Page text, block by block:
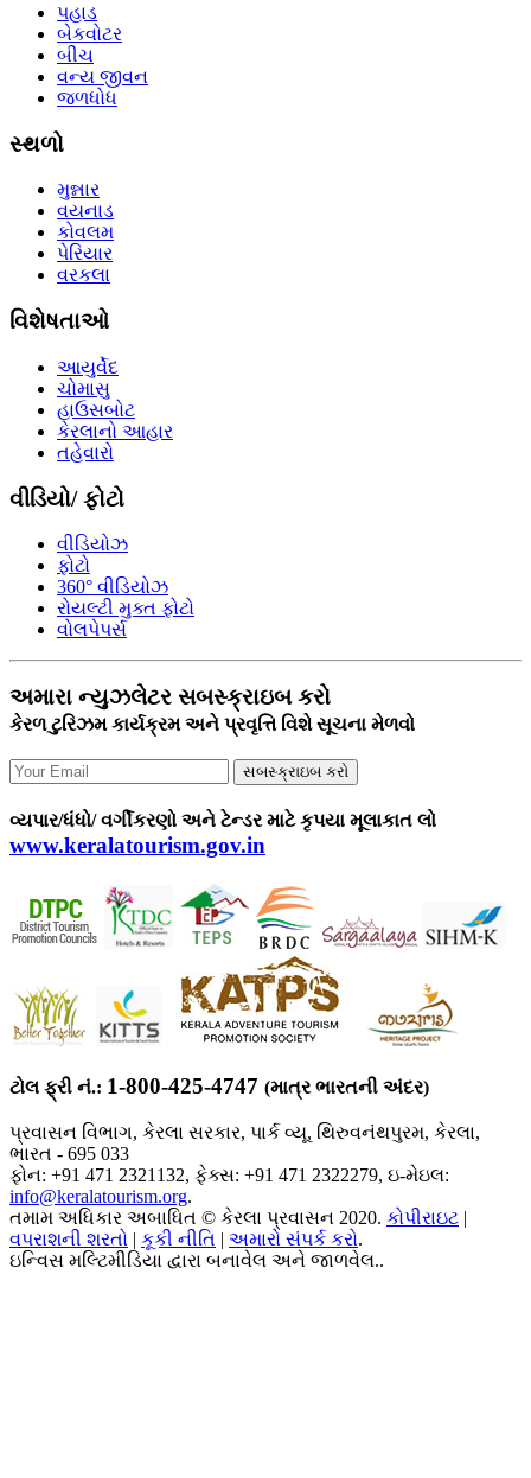
પહાડ
બેકવોટર
બીચ
વન્ય જીવન
જળધોધ
સ્થળો
મુન્નાર
વયનાડ
કોવલમ
પેરિયાર
વરકલા
વિશેષતાઓ
આયુર્વેદ
ચોમાસુ
હાઉસબોટ
કેરલાનો આહાર
તહેવારો
વીડિયો/ ફોટો
વીડિયોઝ
ફોટો
360° વીડિયોઝ
રોયલ્ટી મુક્ત ફોટો
વોલપેપર્સ
અમારા ન્યુઝલેટર સબસ્ક્રાઇબ કરો
કેરળ ટુરિઝમ કાર્યક્રમ અને પ્રવૃત્તિ વિશે સૂચના મેળવો
સબસ્ક્રાઇબ કરો
વ્યપાર/ધંધો/ વર્ગીકરણો અને ટેન્ડર માટે કૃપયા મૂલાકાત લો
www.keralatourism.gov.in
ટોલ ફ્રી નં.: 1-800-425-4747 (માત્ર ભારતની અંદર)
પ્રવાસન વિભાગ, કેરલા સરકાર, પાર્ક વ્યૂ, થિરુવનંથપુરમ, કેરલા,
ભારત - 695 033
ફોન: +91 471 2321132, ફેક્સ: +91 471 2322279, ઇ-મેઇલ:
info@keralatourism.org.
તમામ અધિકાર અબાધિત © કેરલા પ્રવાસન 2020. કોપીરાઇટ |
વપરાશની શરતો | કૂકી નીતિ | અમારો સંપર્ક કરો.
ઇન્વિસ મલ્ટિમીડિયા દ્વારા બનાવેલ અને જાળવેલ..